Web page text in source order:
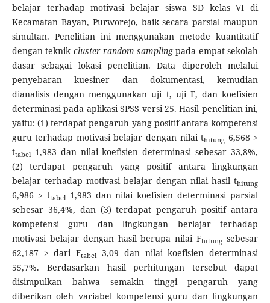
belajar terhadap motivasi belajar siswa SD kelas VI di
Kecamatan Bayan, Purworejo, baik secara parsial maupun
simultan. Penelitian ini menggunakan metode kuantitatif
dengan teknik cluster random samplingpada empat sekolah
dasar sebagai lokasi penelitian. Data diperoleh melalui
penyebaran kuesiner dan dokumentasi, kemudian
dianalisis dengan menggunakan uji t, uji F, dan koefisien
determinasi pada aplikasi SPSS versi 25. Hasil penelitian ini,
yaitu: (1) terdapat pengaruh yang positif antara kompetensi
guru terhadap motivasi belajar dengan nilai thitung 6,568 >
ttabel1,983 dan nilai koefisien determinasi sebesar 33,8%,
(2) terdapat pengaruh yang positif antara lingkungan
belajar terhadap motivasi belajar dengan nilai hasil thitung
6,986 > ttabel1,983 dan nilai koefisien determinasi parsial
sebesar 36,4%, dan (3) terdapat pengaruh positif antara
kompetensi guru dan lingkungan berlajar terhadap
motivasi belajar dengan hasil berupa nilai Fhitung sebesar
62,187 > dari Ftabel
3,09 dan nilai koefisien determinasi
55,7%. Berdasarkan hasil perhitungan tersebut dapat
disimpulkan bahwa semakin tinggi pengaruh yang
diberikan oleh variabel kompetensi guru dan lingkungan